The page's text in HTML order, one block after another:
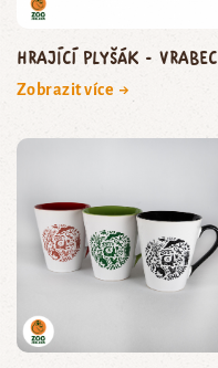
Hrající plyšák - vrabec
Zobrazit více →